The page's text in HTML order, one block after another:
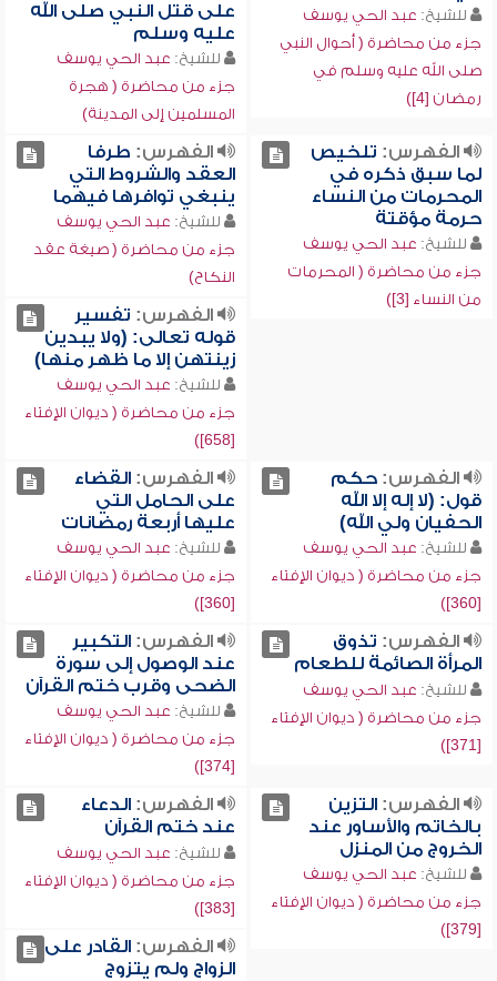
للشيخ: عبد الحي يوسف
جزء من محاضرة ( أحوال النبي
صلى الله عليه وسلم في
رمضان [4])
على قتل النبي صلى الله
عليه وسلم
للشيخ: عبد الحي يوسف
جزء من محاضرة ( هجرة
المسلمين إلى المدينة)
الفهرس: تلخيص
لما سبق ذكره في
المحرمات من النساء
حرمة مؤقتة
للشيخ: عبد الحي يوسف
جزء من محاضرة ( المحرمات
من النساء [3])
الفهرس: طرفا
العقد والشروط التي
ينبغي توافرها فيهما
للشيخ: عبد الحي يوسف
جزء من محاضرة ( صيغة عقد
النكاح)
الفهرس: تفسير
قوله تعالى: (ولا يبدين
زينتهن إلا ما ظهر منها)
للشيخ: عبد الحي يوسف
جزء من محاضرة ( ديوان الإفتاء
[658])
الفهرس:حكم
قول: (لا إله إلا الله
الحفيان ولي الله)
للشيخ: عبد الحي يوسف
جزء من محاضرة ( ديوان الإفتاء
[360])
الفهرس:القضاء
على الحامل التي
عليها أربعة رمضانات
للشيخ: عبد الحي يوسف
جزء من محاضرة ( ديوان الإفتاء
[360])
الفهرس: تذوق
المرأة الصائمة للطعام
للشيخ: عبد الحي يوسف
جزء من محاضرة ( ديوان الإفتاء
[371])
الفهرس:التكبير
عند الوصول إلى سورة
الضحى وقرب ختم القرآن
للشيخ: عبد الحي يوسف
جزء من محاضرة ( ديوان الإفتاء
[374])
الفهرس:التزين
بالخاتم والأساور عند
الخروج من المنزل
للشيخ: عبد الحي يوسف
جزء من محاضرة ( ديوان الإفتاء
[379])
الفهرس:الدعاء
عند ختم القرآن
للشيخ: عبد الحي يوسف
جزء من محاضرة ( ديوان الإفتاء
[383])
الفهرس:القادر على
الزواج ولم يتزوج